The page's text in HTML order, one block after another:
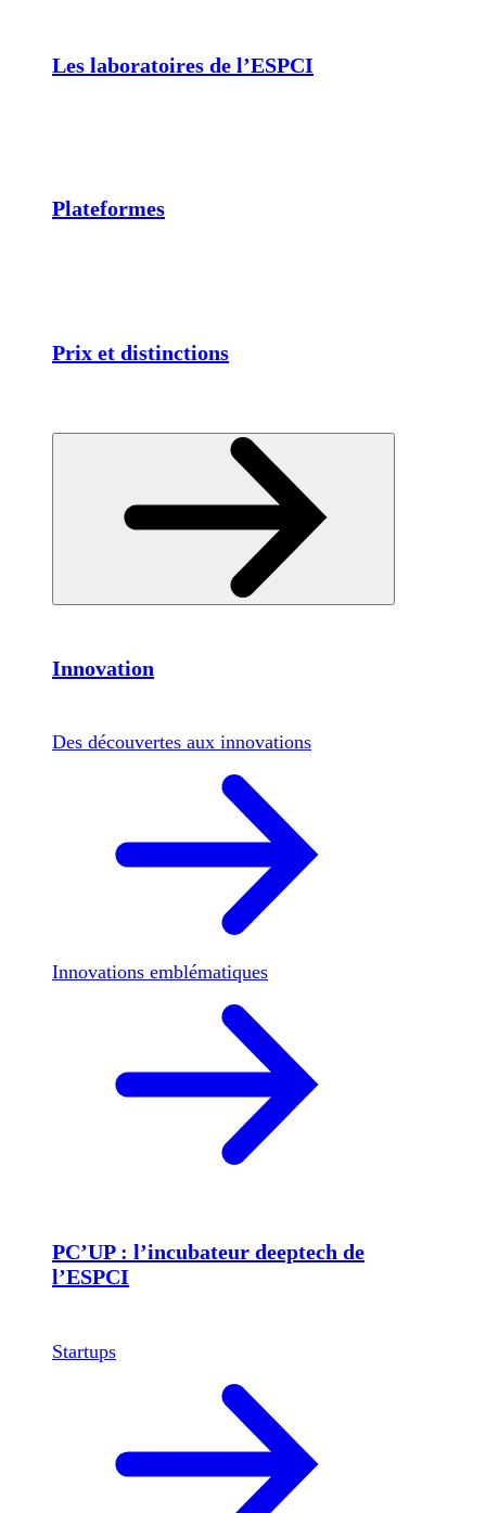
Les laboratoires de l’ESPCI
Plateformes
Prix et distinctions
Innovation
Des découvertes aux innovations
Innovations emblématiques
PC’UP : l’incubateur deeptech de
l’ESPCI
Startups